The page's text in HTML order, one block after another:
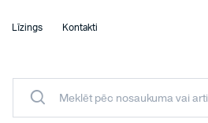
Līzings Kontakti